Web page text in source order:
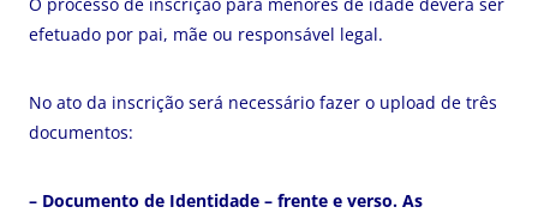
efetuado por pai, mãe ou responsável legal.
No ato da inscrição será necessário fazer o upload de três
documentos:
– Documento de Identidade – frente e verso. As